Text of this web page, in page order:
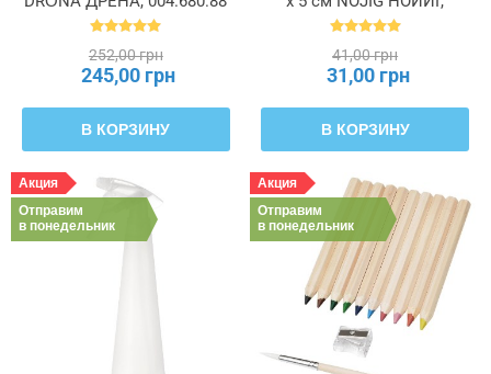
252,00 грн
245,00 грн
В КОРЗИНУ
704.574.87
41,00 грн
31,00 грн
В КОРЗИНУ
Акция
Отправим
в понедельник
Акция
Отправим
в понедельник